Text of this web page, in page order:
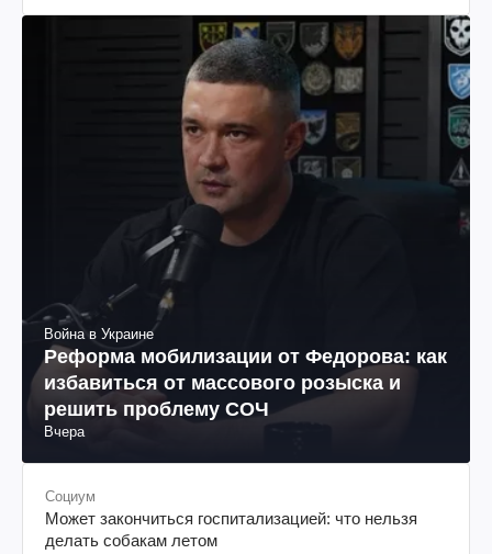
Война в Украине
Реформа мобилизации от Федорова: как
избавиться от массового розыска и
решить проблему СОЧ
Вчера
Социум
Может закончиться госпитализацией: что нельзя
делать собакам летом